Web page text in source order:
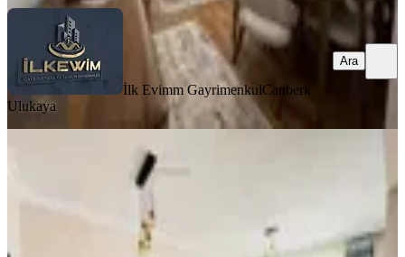
İlk Evimm GayrimenkulCanberk
Ulukaya
Ara
Cengizhan Mah. Lüx Full Yapılı |
Krediye Uygun 3+1 Site Dairesi!
Mamak, Cengizhan Mahallesi
·135 m² 06.08.2026